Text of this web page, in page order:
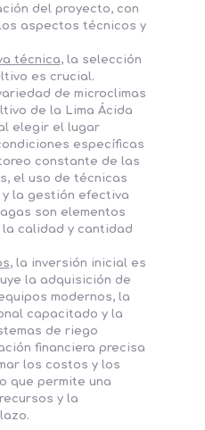
del proyecto, con
aspectos técnicos y
técnica, la selección
es crucial.
de microclimas
de la Lima Ácida
elegir el lugar
específicas
constante de las
el uso de técnicas
la gestión efectiva
son elementos
calidad y cantidad
, la inversión inicial es
la adquisición de
modernos, la
capacitado y la
de riego
financiera precisa
los costos y los
que permite una
y la